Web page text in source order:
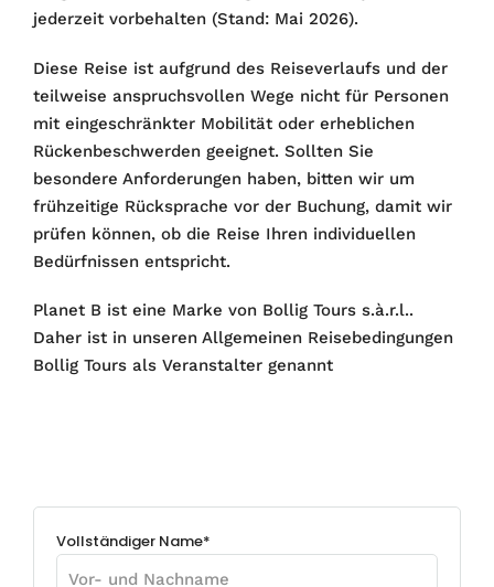
Vollständiger Name*
jederzeit vorbehalten (Stand: Mai 2026).
Diese Reise ist aufgrund des Reiseverlaufs und der
teilweise anspruchsvollen Wege nicht für Personen
mit eingeschränkter Mobilität oder erheblichen
Rückenbeschwerden geeignet. Sollten Sie
besondere Anforderungen haben, bitten wir um
frühzeitige Rücksprache vor der Buchung, damit wir
prüfen können, ob die Reise Ihren individuellen
Bedürfnissen entspricht.
Planet B ist eine Marke von Bollig Tours s.à.r.l..
Daher ist in unseren Allgemeinen Reisebedingungen
Bollig Tours als Veranstalter genannt